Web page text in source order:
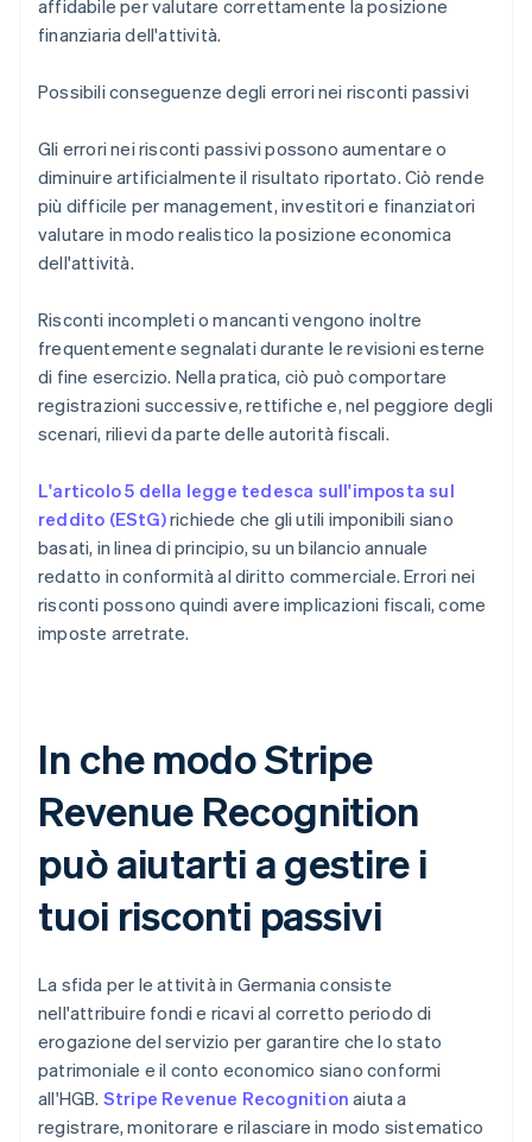
affidabile per valutare correttamente la posizione
finanziaria dell'attività.
Possibili conseguenze degli errori nei risconti passivi
Gli errori nei risconti passivi possono aumentare o
diminuire artificialmente il risultato riportato. Ciò rende
più difficile per management, investitori e finanziatori
valutare in modo realistico la posizione economica
dell'attività.
Risconti incompleti o mancanti vengono inoltre
frequentemente segnalati durante le revisioni esterne
di fine esercizio. Nella pratica, ciò può comportare
registrazioni successive, rettifiche e, nel peggiore degli
scenari, rilievi da parte delle autorità fiscali.
L'articolo 5 della legge tedesca sull'imposta sul
reddito (EStG)richiede che gli utili imponibili siano
basati, in linea di principio, su un bilancio annuale
redatto in conformità al diritto commerciale. Errori nei
risconti possono quindi avere implicazioni fiscali, come
imposte arretrate.
In che modo Stripe
Revenue Recognition
può aiutarti a gestire i
tuoi risconti passivi
La sfida per le attività in Germania consiste
nell'attribuire fondi e ricavi al corretto periodo di
erogazione del servizio per garantire che lo stato
patrimoniale e il conto economico siano conformi
all'HGB. Stripe Revenue Recognition aiuta a
registrare, monitorare e rilasciare in modo sistematico